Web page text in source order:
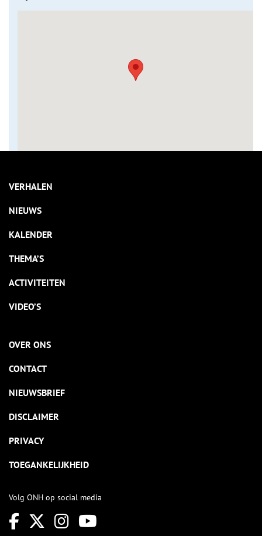
VERHALEN
NIEUWS
KALENDER
THEMA’S
ACTIVITEITEN
VIDEO’S
OVER ONS
CONTACT
NIEUWSBRIEF
DISCLAIMER
PRIVACY
TOEGANKELIJKHEID
Volg ONH op social media